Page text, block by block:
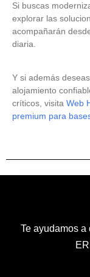
Si buscas
explorar las
acompañarán
diaria.
Y si además
alojamiento
críticos, visita Web
premium para
Te ayudamos a